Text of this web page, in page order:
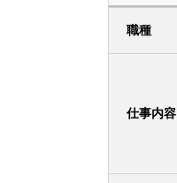
職種
仕事内容